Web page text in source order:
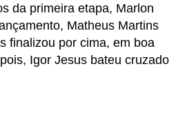
da primeira etapa, Marlon
Matheus Martins
finalizou por cima, em boa
Igor Jesus bateu cruzado